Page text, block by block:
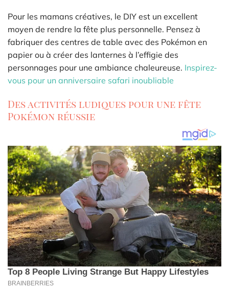
Pour les mamans créatives, le DIY est un excellent
moyen de rendre la fête plus personnelle. Pensez à
fabriquer des centres de table avec des Pokémon en
papier ou à créer des lanternes à l’effigie des
personnages pour une ambiance chaleureuse. Inspirez-
vous pour un anniversaire safari inoubliable
Des activités ludiques pour une fête
Pokémon réussie